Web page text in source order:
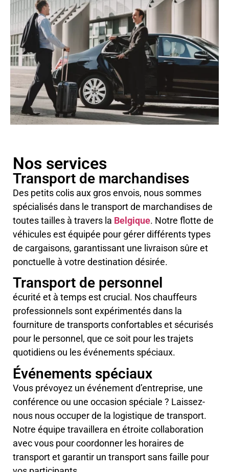
Nos services
Transport de marchandises
Des petits colis aux gros envois, nous sommes
spécialisés dans le transport de marchandises de
toutes tailles à travers la Belgique. Notre flotte de
véhicules est équipée pour gérer différents types
de cargaisons, garantissant une livraison sûre et
ponctuelle à votre destination désirée.
Transport de personnel
écurité et à temps est crucial. Nos chauffeurs
professionnels sont expérimentés dans la
fourniture de transports confortables et sécurisés
pour le personnel, que ce soit pour les trajets
quotidiens ou les événements spéciaux.
Événements spéciaux
Vous prévoyez un événement d’entreprise, une
conférence ou une occasion spéciale ? Laissez-
nous nous occuper de la logistique de transport.
Notre équipe travaillera en étroite collaboration
avec vous pour coordonner les horaires de
transport et garantir un transport sans faille pour